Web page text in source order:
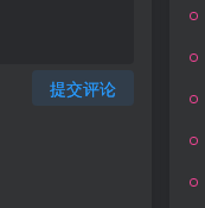
提交评论